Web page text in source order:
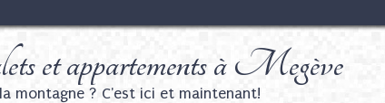
et appartements à Megève
montagne ? C'est ici et maintenant!